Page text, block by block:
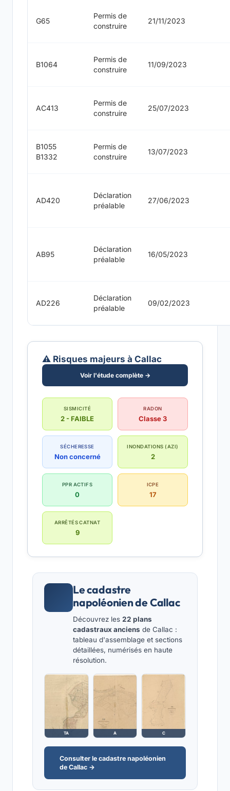
G65
Permis de
construire
21/11/2023
B1064
Permis de
construire
11/09/2023
AC413
Permis de
construire
25/07/2023
B1055
B1332
Permis de
construire
13/07/2023
AD420
Déclaration
préalable
27/06/2023
AB95
Déclaration
préalable
16/05/2023
AD226
Déclaration
préalable
09/02/2023
⚠️ Risques majeurs à Callac
Voir l'étude complète →
SISMICITÉ
2 - FAIBLE
RADON
Classe 3
SÉCHERESSE
Non concerné
INONDATIONS (AZI)
2
PPR ACTIFS
0
ICPE
17
ARRÊTÉS CATNAT
9
Le cadastre
napoléonien de Callac
Découvrez les 22 plans
cadastraux anciens de Callac :
tableau d'assemblage et sections
détaillées, numérisés en haute
résolution.
TA A C
Consulter le cadastre napoléonien
de Callac →